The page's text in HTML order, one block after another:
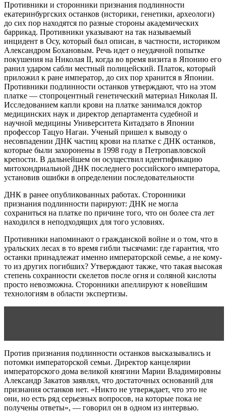
Противники и сторонники признания подлинности
екатеринбургских останков (историки, генетики, археологи)
до сих пор находятся по разные стороны академических
баррикад. Противники указывают на так называемый
инцидент в Осу, который был описан, в частности, историком
Александром Бохановым. Речь идет о неудачной попытке
покушения на Николая II, когда во время визита в Японию его
ранил ударом сабли местный полицейский. Платок, который
приложил к ране император, до сих пор хранится в Японии.
Противники подлинности останков утверждают, что на этом
платке — стопроцентный генетический материал Николая II.
Исследованием капли крови на платке занимался доктор
медицинских наук и директор департамента судебной и
научной медицины Университета Китадзато в Японии
профессор Тацуо Нагаи. Ученый пришел к выводу о
несовпадении ДНК частиц крови на платке с ДНК останков,
которые были захоронены в 1998 году в Петропавловской
крепости. В дальнейшем он осуществил идентификацию
митохондриальной ДНК последнего российского императора,
установив ошибки в определении последовательности
ДНК в ранее опубликованных работах. Сторонники
признания подлинности парируют: ДНК не могла
сохраниться на платке по причине того, что он более ста лет
находился в неподходящих для того условиях.
Противники напоминают о гражданской войне и о том, что в
уральских лесах в то время гибли тысячами: где гарантия, что
останки принадлежат именно императорской семье, а не кому-
то из других погибших? Утверждают также, что такая высокая
степень сохранности скелетов после огня и соляной кислоты
просто невозможна. Сторонники апеллируют к новейшим
технологиям в области экспертизы.
Против признания подлинности останков высказывались и
потомки императорской семьи. Директор канцелярии
императорского дома великой княгини Марии Владимировны
Александр Закатов заявлял, что достаточных оснований для
признания останков нет. «Никто не утверждает, что это не
они, но есть ряд серьезных вопросов, на которые пока не
получены ответы», — говорил он в одном из интервью.